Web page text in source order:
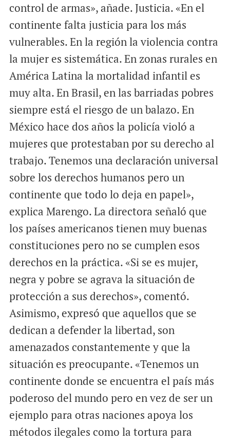
control de armas», añade. Justicia. «En el
continente falta justicia para los más
vulnerables. En la región la violencia contra
la mujer es sistemática. En zonas rurales en
América Latina la mortalidad infantil es
muy alta. En Brasil, en las barriadas pobres
siempre está el riesgo de un balazo. En
México hace dos años la policía violó a
mujeres que protestaban por su derecho al
trabajo. Tenemos una declaración universal
sobre los derechos humanos pero un
continente que todo lo deja en papel»,
explica Marengo. La directora señaló que
los países americanos tienen muy buenas
constituciones pero no se cumplen esos
derechos en la práctica. «Si se es mujer,
negra y pobre se agrava la situación de
protección a sus derechos», comentó.
Asimismo, expresó que aquellos que se
dedican a defender la libertad, son
amenazados constantemente y que la
situación es preocupante. «Tenemos un
continente donde se encuentra el país más
poderoso del mundo pero en vez de ser un
ejemplo para otras naciones apoya los
métodos ilegales como la tortura para